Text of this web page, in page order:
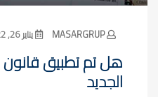
MASARGRUP يناير 26, 2022
هل تم تطبيق قانون
الجديد